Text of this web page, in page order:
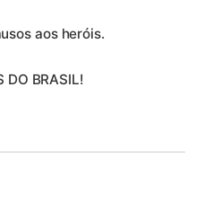
aos heróis.
DO BRASIL!